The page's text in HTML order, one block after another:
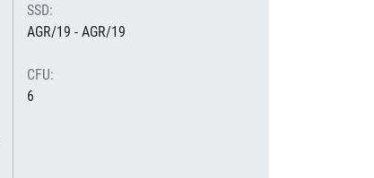
SSD:
AGR/19 - AGR/19
CFU:
6